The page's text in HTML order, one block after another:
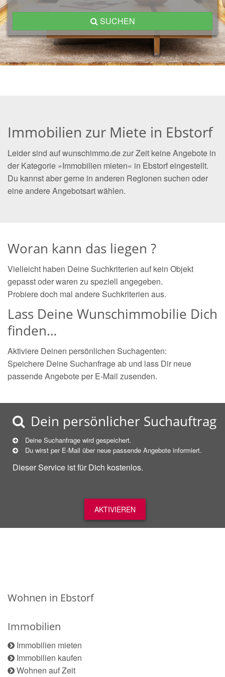
SUCHEN
Immobilien zur Miete in Ebstorf
Leider sind auf wunschimmo.de zur Zeit keine Angebote in
der Kategorie »Immobilien mieten« in Ebstorf eingestellt.
Du kannst aber gerne in anderen Regionen suchen oder
eine andere Angebotsart wählen.
Woran kann das liegen ?
Vielleicht haben Deine Suchkriterien auf kein Objekt
gepasst oder waren zu speziell angegeben.
Probiere doch mal andere Suchkriterien aus.
Lass Deine Wunschimmobilie Dich
finden…
Aktiviere Deinen persönlichen Suchagenten:
Speichere Deine Suchanfrage ab und lass Dir neue
passende Angebote per E-Mail zusenden.
Dein persönlicher Suchauftrag
Deine Suchanfrage wird gespeichert.
Du wirst per E-Mail über neue passende Angebote informiert.
Dieser Service ist für Dich kostenlos.
AKTIVIEREN
Wohnen in Ebstorf
Immobilien
Immobilien mieten
Immobilien kaufen
Wohnen auf Zeit